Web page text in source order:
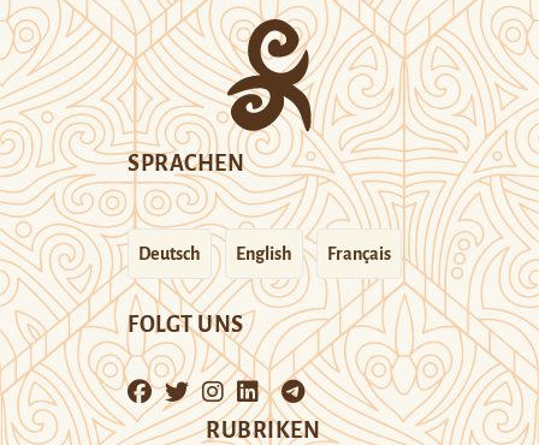
SPRACHEN
Deutsch English Français
FOLGT UNS
RUBRIKEN